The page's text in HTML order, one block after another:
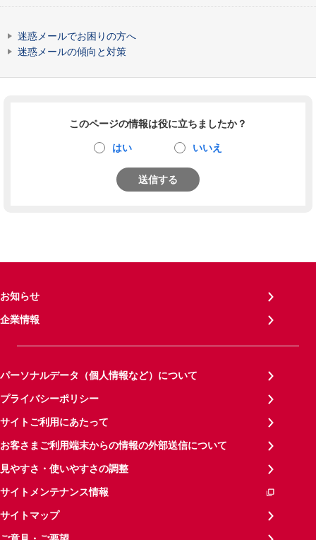
迷惑メールでお困りの方へ
迷惑メールの傾向と対策
このページの情報は役に立ちましたか？
はい いいえ
送信する
お知らせ
企業情報
パーソナルデータ（個人情報など）について
プライバシーポリシー
サイトご利用にあたって
お客さまご利用端末からの情報の外部送信について
見やすさ・使いやすさの調整
サイトメンテナンス情報
サイトマップ